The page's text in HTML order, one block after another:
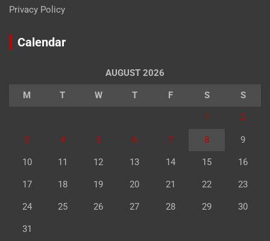
Privacy Policy
Calendar
AUGUST 2026
M T W T F S S
1 2
3 4 5 6 7 8 9
10 11 12 13 14 15 16
17 18 19 20 21 22 23
24 25 26 27 28 29 30
31